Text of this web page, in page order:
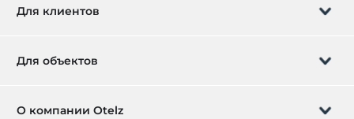
Для клиентов
Подарочная карта
Для объектов
Добавьте ваш отель
О компании Otelz